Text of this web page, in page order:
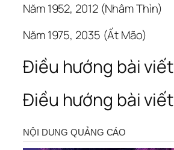
Năm 1952, 2012 (Nhâm Thìn)
Năm 1975, 2035 (Ất Mão)
Điều hướng bài viết
Điều hướng bài viết